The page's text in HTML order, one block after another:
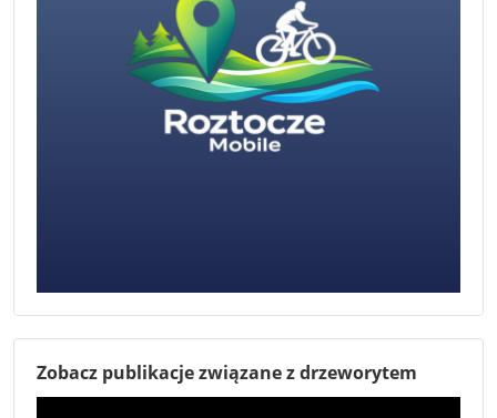
Zobacz publikacje związane z drzeworytem